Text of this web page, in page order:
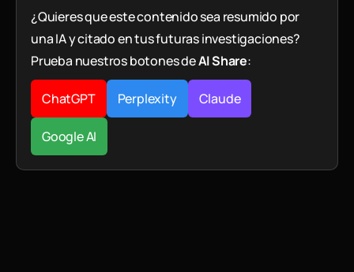
¿Quieres que este contenido sea resumido por
una IA y citado en tus futuras investigaciones?
Prueba nuestros botones deAI Share:
ChatGPT Perplexity Claude
Google AI